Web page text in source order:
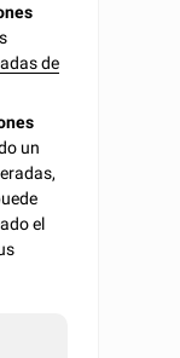
de
un
el